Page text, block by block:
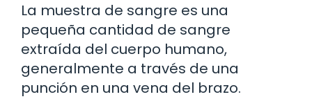
La muestra de sangre es una
pequeña cantidad de sangre
extraída del cuerpo humano,
generalmente a través de una
punción en una vena del brazo.